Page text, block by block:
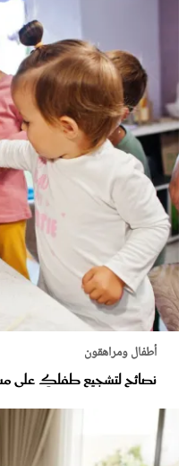
أطفال ومراهقون
نصائح لتشجيع طفلكِ على